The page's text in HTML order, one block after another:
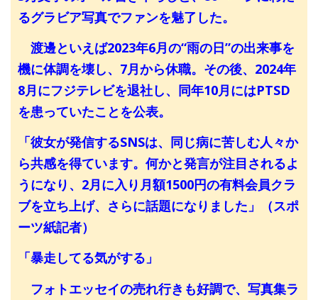
るグラビア写真でファンを魅了した。
渡邊といえば2023年6月の“雨の日”の出来事を
機に体調を壊し、7月から休職。その後、2024年
8月にフジテレビを退社し、同年10月にはPTSD
を患っていたことを公表。
「彼女が発信するSNSは、同じ病に苦しむ人々か
ら共感を得ています。何かと発言が注目されるよ
うになり、2月に入り月額1500円の有料会員クラ
ブを立ち上げ、さらに話題になりました」（スポ
ーツ紙記者）
「暴走してる気がする」
フォトエッセイの売れ行きも好調で、写真集ラ